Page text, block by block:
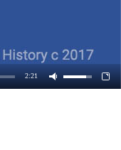
2:21